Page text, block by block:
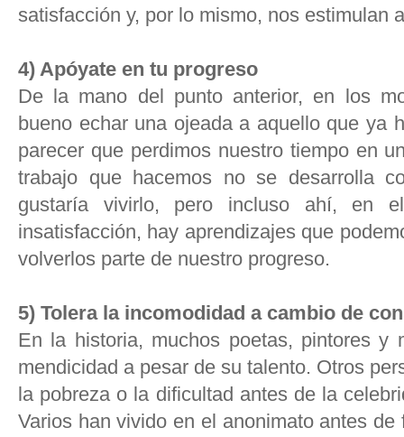
satisfacción y, por lo mismo, nos estimulan
4) Apóyate en tu progreso
De la mano del punto anterior, en los
bueno echar una ojeada a aquello que ya
parecer que perdimos nuestro tiempo en
trabajo que hacemos no se desarrolla
gustaría vivirlo, pero incluso ahí, en
insatisfacción, hay aprendizajes que
volverlos parte de nuestro progreso.
5) Tolera la incomodidad a cambio de
En la historia, muchos poetas, pintores y
mendicidad a pesar de su talento. Otros
la pobreza o la dificultad antes de la
Varios han vivido en el anonimato antes